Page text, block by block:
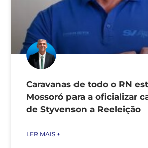
Caravanas de todo o RN
Mossoró para a oficializar
de Styvenson a Reeleição
LER MAIS +